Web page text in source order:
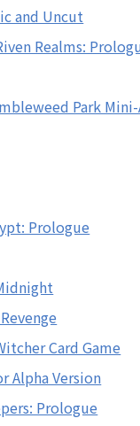
and Uncut
Realms:
Park
Prologue
Card Game
Alpha Version
Prologue